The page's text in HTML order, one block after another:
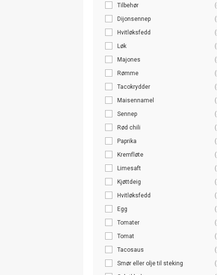
Tilbehør
Dijonsennep
Hvitløksfedd
Løk
Majones
Rømme
Tacokrydder
Maisennamel
Sennep
Rød chili
Paprika
Kremfløte
Limesaft
Kjøttdeig
Hvitløksfedd
Egg
Tomater
Tomat
Tacosaus
Smør eller olje til steking